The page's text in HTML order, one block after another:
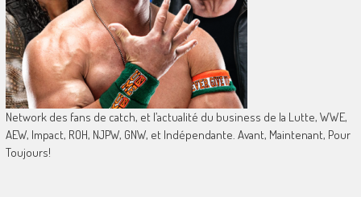
Network des fans de catch, et l’actualité du business de la Lutte, WWE,
AEW, Impact, ROH, NJPW, GNW, et Indépendante. Avant, Maintenant, Pour
Toujours!